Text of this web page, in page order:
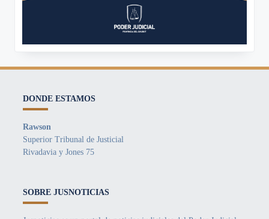
DONDE ESTAMOS
Rawson
Superior Tribunal de Justicial
Rivadavia y Jones 75
SOBRE JUSNOTICIAS